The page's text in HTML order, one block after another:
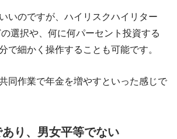
いのですが、ハイリスクハイリター
選択や、何に何パーセント投資する
で細かく操作することも可能です。
同作業で年金を増やすといった感じで
り、男女平等でない